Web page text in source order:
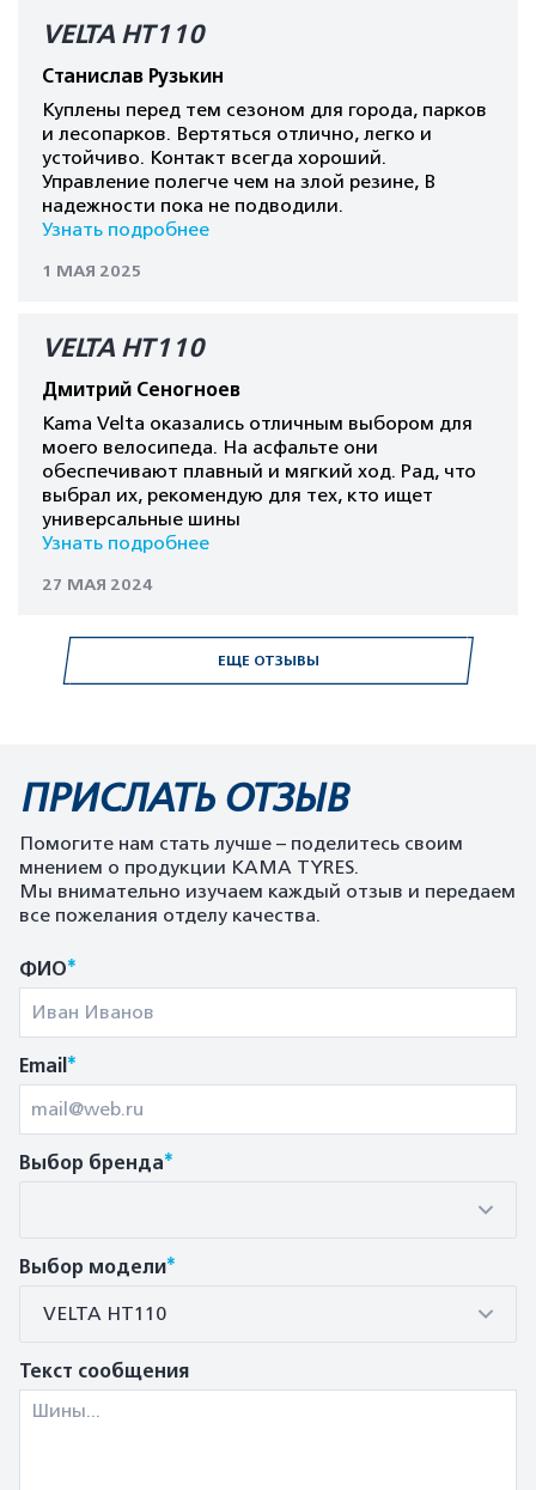
ЕЩЕ ОТЗЫВЫ
VELTA HT110
Станислав Рузькин
Куплены перед тем сезоном для города, парков
и лесопарков. Вертяться отлично, легко и
устойчиво. Контакт всегда хороший.
Управление полегче чем на злой резине, В
надежности пока не подводили.
Узнать подробнее
1 МАЯ 2025
VELTA HT110
Дмитрий Сеногноев
Kama Velta оказались отличным выбором для
моего велосипеда. На асфальте они
обеспечивают плавный и мягкий ход. Рад, что
выбрал их, рекомендую для тех, кто ищет
универсальные шины
Узнать подробнее
27 МАЯ 2024
ПРИСЛАТЬ ОТЗЫВ
Помогите нам стать лучше – поделитесь своим
мнением о продукции KAMA TYRES.
Мы внимательно изучаем каждый отзыв и передаем
все пожелания отделу качества.
ФИО*
Email*
Выбор бренда*
Выбор модели*
VELTA HT110
Текст сообщения